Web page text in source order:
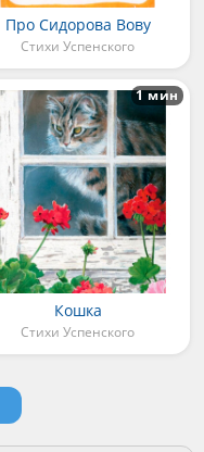
Про Сидорова Вову
Стихи Успенского
Кошка
Стихи Успенского
1 мин